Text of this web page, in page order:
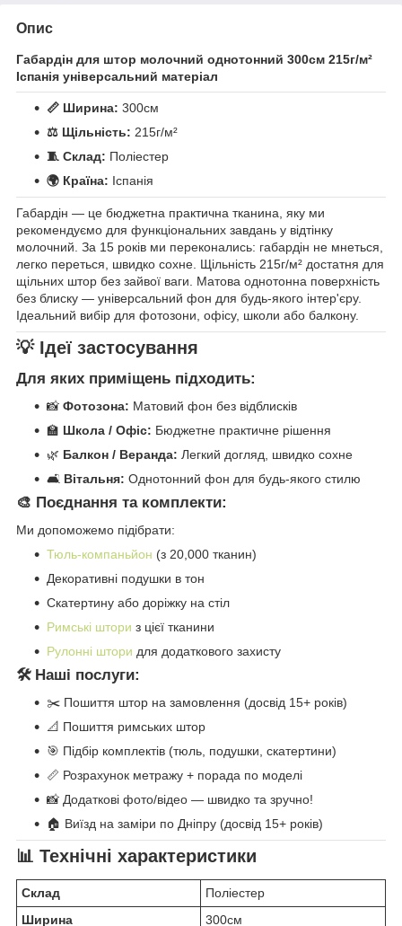
Опис
Габардін для штор молочний однотонний 300см 215г/м²
Іспанія універсальний матеріал
📏 Ширина: 300см
⚖️ Щільність: 215г/м²
🧵 Склад: Поліестер
🌍 Країна: Іспанія
Габардін — це бюджетна практична тканина, яку ми
рекомендуємо для функціональних завдань у відтінку
молочний. За 15 років ми переконались: габардін не мнеться,
легко переться, швидко сохне. Щільність 215г/м² достатня для
щільних штор без зайвої ваги. Матова однотонна поверхність
без блиску — універсальний фон для будь-якого інтер'єру.
Ідеальний вибір для фотозони, офісу, школи або балкону.
💡 Ідеї застосування
Для яких приміщень підходить:
📸 Фотозона: Матовий фон без відблисків
🏫 Школа / Офіс: Бюджетне практичне рішення
🌿 Балкон / Веранда: Легкий догляд, швидко сохне
🛋️ Вітальня: Однотонний фон для будь-якого стилю
🎨 Поєднання та комплекти:
Ми допоможемо підібрати:
Тюль-компаньйон (з 20,000 тканин)
Декоративні подушки в тон
Скатертину або доріжку на стіл
Римські штори з цієї тканини
Рулонні штори для додаткового захисту
🛠️ Наші послуги:
✂️ Пошиття штор на замовлення (досвід 15+ років)
📐 Пошиття римських штор
🎯 Підбір комплектів (тюль, подушки, скатертини)
📏 Розрахунок метражу + порада по моделі
📸 Додаткові фото/відео — швидко та зручно!
🏠 Виїзд на заміри по Дніпру (досвід 15+ років)
📊 Технічні характеристики
Склад
Поліестер
Ширина
300см